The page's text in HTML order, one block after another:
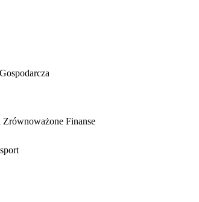
Finanse